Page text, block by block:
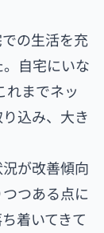
の生活を充
自宅にいな
れまでネッ
込み、大き
が改善傾向
つある点に
着いてきて